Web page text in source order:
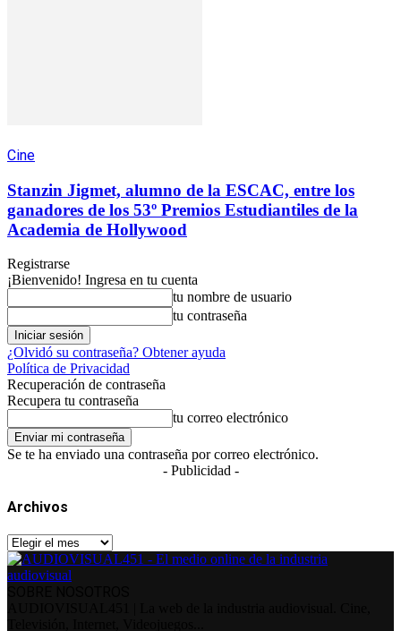
Cine
Stanzin Jigmet, alumno de la ESCAC, entre los
ganadores de los 53º Premios Estudiantiles de la
Academia de Hollywood
Registrarse
¡Bienvenido! Ingresa en tu cuenta
tu nombre de usuario
tu contraseña
¿Olvidó su contraseña? Obtener ayuda
Política de Privacidad
Recuperación de contraseña
Recupera tu contraseña
tu correo electrónico
Se te ha enviado una contraseña por correo electrónico.
- Publicidad -
Archivos
Archivos